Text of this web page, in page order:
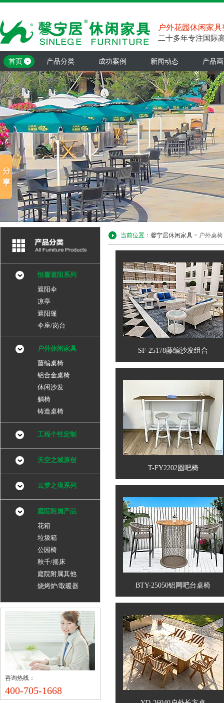
户外花园休闲家
二十多年专注国际
首页 产品分类 成功案例 新闻动态 产品
恒馨遮阳系列
遮阳伞
凉亭
遮阳篷
伞座/岗台
户外休闲家具
藤编桌椅
铝合金桌椅
休闲沙发
躺椅
铸造桌椅
工程个性定制
天空之城原创
云梦之境系列
庭院附属产品
花箱
垃圾箱
公园椅
秋千/摇床
庭院附属其他
烧烤炉/取暖器
咨询热线：
400-705-1668
当前位置： 馨宁居休闲家具 > 户外桌椅
SF-25178藤编沙发组合
T-FY2202圆吧椅
BTY-25050铝网吧台桌椅